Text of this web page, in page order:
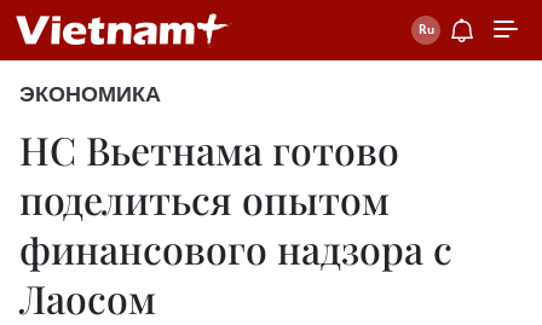
ЭКОНОМИКА
НС Вьетнама готово
поделиться опытом
финансового надзора с
Лаосом